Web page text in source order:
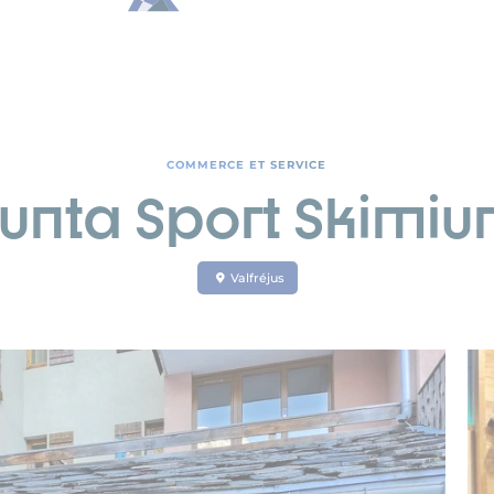
COMMERCE ET SERVICE
Sport
Valfréjus